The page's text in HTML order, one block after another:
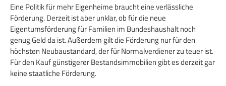
Eine Politik für mehr Eigenheime braucht eine verlässliche
Förderung. Derzeit ist aber unklar, ob für die neue
Eigentumsförderung für Familien im Bundeshaushalt noch
genug Geld da ist. Außerdem gilt die Förderung nur für den
höchsten Neubaustandard, der für Normalverdiener zu teuer ist.
Für den Kauf günstigerer Bestandsimmobilien gibt es derzeit gar
keine staatliche Förderung.